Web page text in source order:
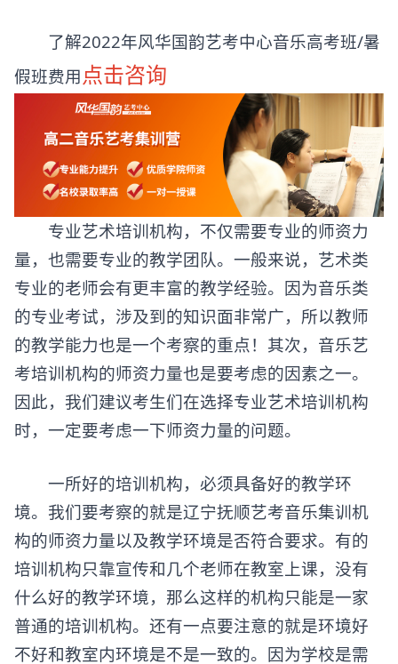
了解2022年风华国韵艺考中心音乐高考班/暑
假班费用点击咨询
专业艺术培训机构，不仅需要专业的师资力
量，也需要专业的教学团队。一般来说，艺术类
专业的老师会有更丰富的教学经验。因为音乐类
的专业考试，涉及到的知识面非常广，所以教师
的教学能力也是一个考察的重点！其次，音乐艺
考培训机构的师资力量也是要考虑的因素之一。
因此，我们建议考生们在选择专业艺术培训机构
时，一定要考虑一下师资力量的问题。
一所好的培训机构，必须具备好的教学环
境。我们要考察的就是辽宁抚顺艺考音乐集训机
构的师资力量以及教学环境是否符合要求。有的
培训机构只靠宣传和几个老师在教室上课，没有
什么好的教学环境，那么这样的机构只能是一家
普通的培训机构。还有一点要注意的就是环境好
不好和教室内环境是不是一致的。因为学校是需